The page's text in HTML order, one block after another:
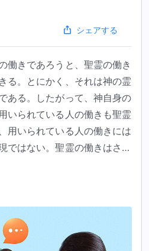
シェアする
働きであろうと、聖霊の働き
る。とにかく、それは神の霊
ある。したがって、神自身の
いられている人の働きも聖霊
用いられている人の働きには
ではない。聖霊の働きはさま
て働くにもかかわらず、働
なく、その働きも対象の人
肉では、人への働きとは同